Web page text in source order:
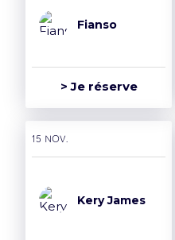
Fianso
> Je réserve
15 nov.
Kery James